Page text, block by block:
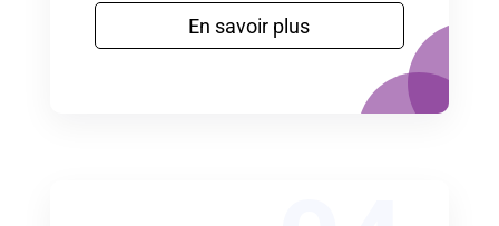
En savoir plus